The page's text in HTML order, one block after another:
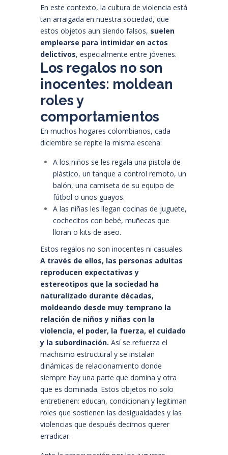
En este contexto, la cultura de violencia está
tan arraigada en nuestra sociedad, que
estos objetos aun siendo falsos, suelen
emplearse para intimidar en actos
delictivos, especialmente entre jóvenes.
Los regalos no son
inocentes: moldean
roles y
comportamientos
En muchos hogares colombianos, cada
diciembre se repite la misma escena:
A los niños se les regala una pistola de
plástico, un tanque a control remoto, un
balón, una camiseta de su equipo de
fútbol o unos guayos.
A las niñas les llegan cocinas de juguete,
cochecitos con bebé, muñecas que
lloran o kits de aseo.
Estos regalos no son inocentes ni casuales.
A través de ellos, las personas adultas
reproducen expectativas y
estereotipos que la sociedad ha
naturalizado durante décadas,
moldeando desde muy temprano la
relación de niños y niñas con la
violencia, el poder, la fuerza, el cuidado
y la subordinación. Así se refuerza el
machismo estructural y se instalan
dinámicas de relacionamiento donde
siempre hay una parte que domina y otra
que es dominada. Estos objetos no solo
entretienen: educan, condicionan y legitiman
roles que sostienen las desigualdades y las
violencias que después decimos querer
erradicar.